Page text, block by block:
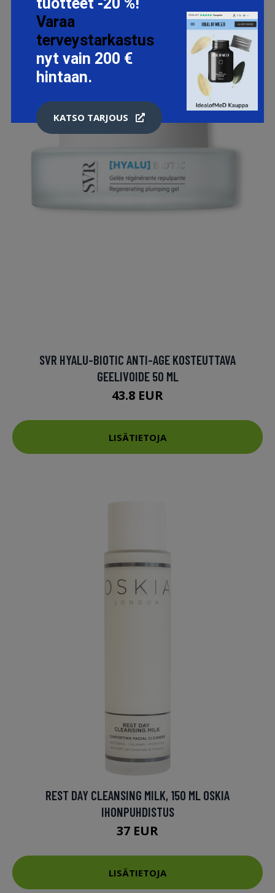
SVR HYALU-BIOTIC ANTI-AGE KOSTEUTTAVA
GEELIVOIDE 50 ML
43.8 EUR
LISÄTIETOJA
REST DAY CLEANSING MILK, 150 ML OSKIA
IHONPUHDISTUS
37 EUR
LISÄTIETOJA
Varaa
terveystarkastus
nyt vain 200 €
hintaan.
KATSO TARJOUS